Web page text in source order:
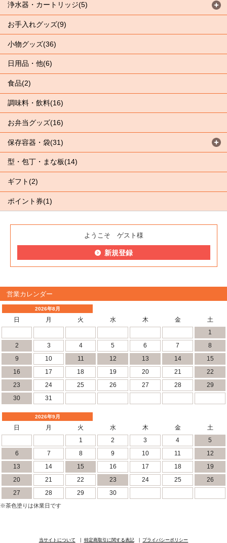
浄水器・カートリッジ(5)
お手入れグッズ(9)
小物グッズ(36)
日用品・他(6)
食品(2)
調味料・飲料(16)
お弁当グッズ(16)
保存容器・袋(31)
型・包丁・まな板(14)
ギフト(2)
ポイント券(1)
ようこそ ゲスト様
新規登録
営業カレンダー
2026年8月
日 月 火 水 木 金
土
1
2
3 4 5 6 7
8
9
10 11 12 13 14
15
16
17 18 19 20 21
22
23
24 25 26 27 28
29
30
31
2026年9月
日 月 火 水 木 金
土
1
2 3 4
5
6
7 8 9 10 11
12
13
14 15 16 17 18
19
20
21 22 23 24 25
26
27
28 29 30
※茶色塗りは休業日です
当サイトについて 特定商取引に関する表記 プライバシーポリシー